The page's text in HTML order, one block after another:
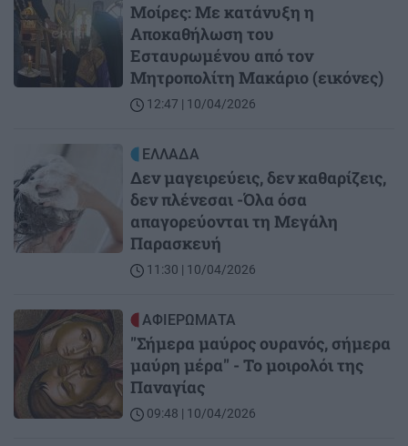
Μοίρες: Με κατάνυξη η
Αποκαθήλωση του
Εσταυρωμένου από τον
Μητροπολίτη Μακάριο (εικόνες)
12:47 | 10/04/2026
ΕΛΛΑΔΑ
Δεν μαγειρεύεις, δεν καθαρίζεις,
δεν πλένεσαι -Όλα όσα
απαγορεύονται τη Μεγάλη
Παρασκευή
11:30 | 10/04/2026
Image ΑΦΙΕΡΩΜΑΤΑ
"Σήμερα μαύρος ουρανός, σήμερα
μαύρη μέρα" - Το μοιρολόι της
Παναγίας
09:48 | 10/04/2026